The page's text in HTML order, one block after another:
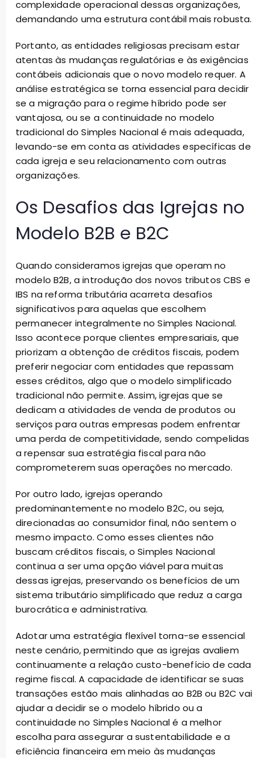
complexidade operacional dessas organizações,
demandando uma estrutura contábil mais robusta.
Portanto, as entidades religiosas precisam estar
atentas às mudanças regulatórias e às exigências
contábeis adicionais que o novo modelo requer. A
análise estratégica se torna essencial para decidir
se a migração para o regime híbrido pode ser
vantajosa, ou se a continuidade no modelo
tradicional do Simples Nacional é mais adequada,
levando-se em conta as atividades específicas de
cada igreja e seu relacionamento com outras
organizações.
Os Desafios das Igrejas no
Modelo B2B e B2C
Quando consideramos igrejas que operam no
modelo B2B, a introdução dos novos tributos CBS e
IBS na reforma tributária acarreta desafios
significativos para aquelas que escolhem
permanecer integralmente no Simples Nacional.
Isso acontece porque clientes empresariais, que
priorizam a obtenção de créditos fiscais, podem
preferir negociar com entidades que repassam
esses créditos, algo que o modelo simplificado
tradicional não permite. Assim, igrejas que se
dedicam a atividades de venda de produtos ou
serviços para outras empresas podem enfrentar
uma perda de competitividade, sendo compelidas
a repensar sua estratégia fiscal para não
comprometerem suas operações no mercado.
Por outro lado, igrejas operando
predominantemente no modelo B2C, ou seja,
direcionadas ao consumidor final, não sentem o
mesmo impacto. Como esses clientes não
buscam créditos fiscais, o Simples Nacional
continua a ser uma opção viável para muitas
dessas igrejas, preservando os benefícios de um
sistema tributário simplificado que reduz a carga
burocrática e administrativa.
Adotar uma estratégia flexível torna-se essencial
neste cenário, permitindo que as igrejas avaliem
continuamente a relação custo-benefício de cada
regime fiscal. A capacidade de identificar se suas
transações estão mais alinhadas ao B2B ou B2C vai
ajudar a decidir se o modelo híbrido ou a
continuidade no Simples Nacional é a melhor
escolha para assegurar a sustentabilidade e a
eficiência financeira em meio às mudanças